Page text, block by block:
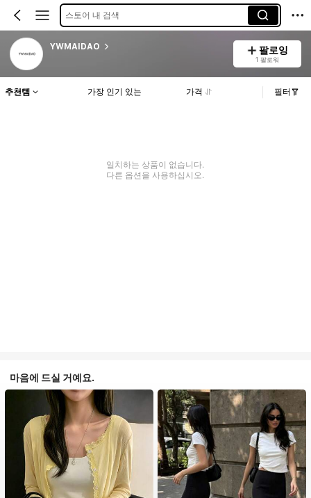
스토어 내 검색
YWMAIDAO 팔로잉
1 팔로워
추천템 가장 인기 있는 가격 필터
일치하는 상품이 없습니다.
다른 옵션을 사용하십시오.
마음에 드실 거예요.